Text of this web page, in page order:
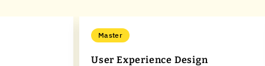
Master
User Experience Design